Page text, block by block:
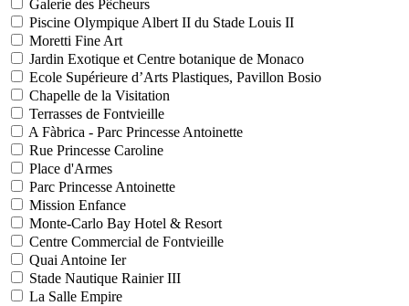
Galerie des Pêcheurs
Piscine Olympique Albert II du Stade Louis II
Moretti Fine Art
Jardin Exotique et Centre botanique de Monaco
Ecole Supérieure d’Arts Plastiques, Pavillon Bosio
Chapelle de la Visitation
Terrasses de Fontvieille
A Fàbrica - Parc Princesse Antoinette
Rue Princesse Caroline
Place d'Armes
Parc Princesse Antoinette
Mission Enfance
Monte-Carlo Bay Hotel & Resort
Centre Commercial de Fontvieille
Quai Antoine Ier
Stade Nautique Rainier III
La Salle Empire